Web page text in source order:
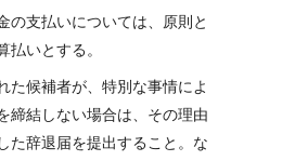
の支払いについては、原則と
払いとする。
た候補者が、特別な事情によ
締結しない場合は、その理由
た辞退届を提出すること。な